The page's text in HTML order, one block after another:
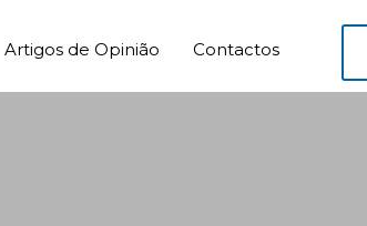
Artigos de Opinião Contactos